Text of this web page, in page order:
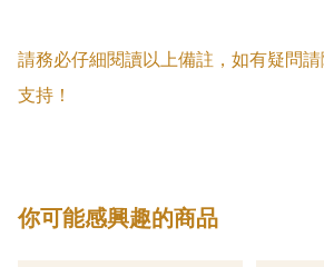
請務必仔細閱讀以上備註，如有疑問
支持！
你可能感興趣的商品